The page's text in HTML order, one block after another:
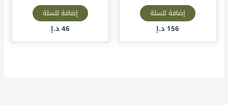
إضافة للسلة
156 د.إ
إضافة للسلة
46 د.إ